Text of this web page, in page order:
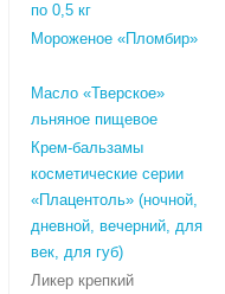
по 0,5 кг
Мороженое «Пломбир»
Масло «Тверское»
льняное пищевое
Крем-бальзамы
косметические серии
«Плацентоль» (ночной,
дневной, вечерний, для
век, для губ)
Ликер крепкий